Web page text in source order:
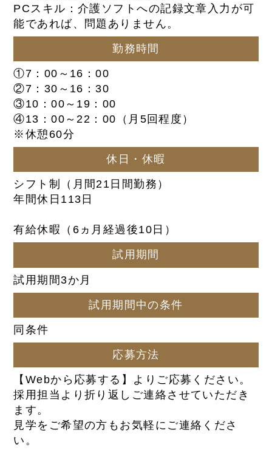
PCスキル：介護ソフトへの記録文章入力が可
能であれば、問題ありません。
勤務時間
①7：00～16：00
②7：30～16：30
③10：00～19：00
④13：00～22：00（月5回程度）
※休憩60分
休日・休暇
シフト制（月間21日間勤務）
年間休日113日
有給休暇（6ヵ月経過後10日）
試用期間
試用期間3か月
試用期間中の条件
同条件
応募方法
【Webから応募する】よりご応募ください。
採用担当より折り返しご連絡させていただき
ます。
見学をご希望の方もお気軽にご連絡くださ
い。